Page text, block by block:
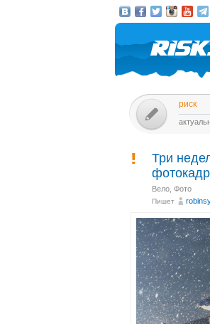
риск
Три
Вело Фото
Пишет